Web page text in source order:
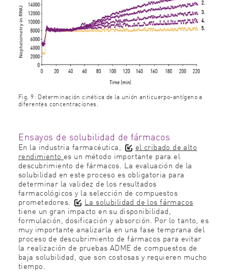
Fig. 9: Determinación cinética de la unión anticuerpo-antígeno a
diferentes concentraciones.
Ensayos de solubilidad de fármacos
En la industria farmacéutica, el cribado de alto
rendimiento es un método importante para el
descubrimiento de fármacos. La evaluación de la
solubilidad en este proceso es obligatoria para
determinar la validez de los resultados
farmacológicos y la selección de compuestos
prometedores. La solubilidad de los fármacos
tiene un gran impacto en su disponibilidad,
formulación, dosificación y absorción. Por lo tanto, es
muy importante analizarla en una fase temprana del
proceso de descubrimiento de fármacos para evitar
la realización de pruebas ADME de compuestos de
baja solubilidad, que son costosas y requieren mucho
tiempo.